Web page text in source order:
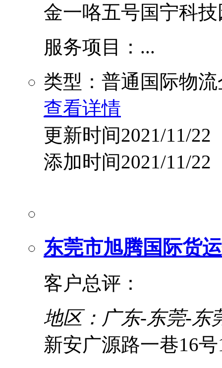
金一咯五号国宁科
服务项目：...
类型：普通国际物
查看详情
更新时间2021/11/22
添加时间2021/11/22
东莞市旭腾国际货
客户总评：
地区：广东-东莞-东
新安广源路一巷16号